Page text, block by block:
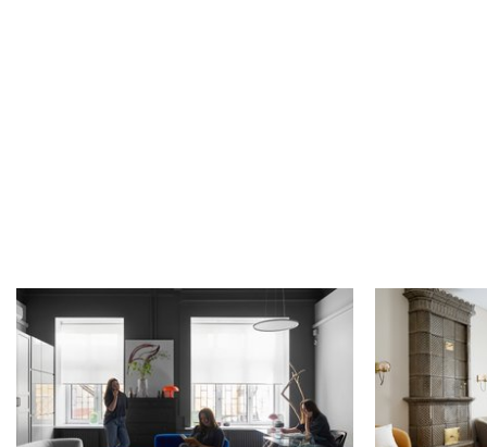
Дизайн-проекты | 11.11.2025
Мастерская певицы и
дизайнера одежды: офис 60
кв.м в стиле баухаус
Дизайн-